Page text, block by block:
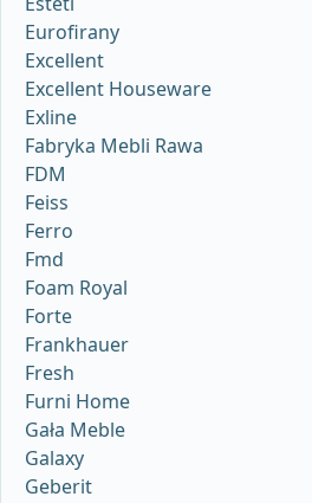
Eurofirany
Excellent
Excellent Houseware
Exline
Fabryka Mebli Rawa
FDM
Feiss
Ferro
Fmd
Foam Royal
Forte
Frankhauer
Fresh
Furni Home
Gała Meble
Galaxy
Geberit